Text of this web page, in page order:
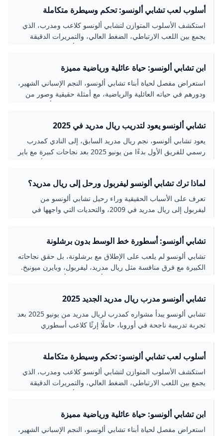
أسلوب لعب تشابي ألونسو: تحكم وسيطرة متكاملة
استكشف الأسلوب المتوازن لتشابي ألونسو كلاعب ومدرب، الذي
يجمع بين اللعب الارتباطي، الضغط العالي، والتمريرات الدقيقة
ابن تشابي ألونسو: حياة عائلية ورياضية مميزة
استعراض مفصل لحياة أبناء تشابي ألونسو، النجم الإسباني الشهير،
ودورهم في حياته العائلية والرياضية، مع أمثلة حقيقية وصور من
تشابي ألونسو يعود لتدريب ريال مدريد في 2025
يعود تشابي ألونسو، نجم ريال مدريد السابق، إلى النادي كمدرب
رسمي للفريق الأول بدءًا من يونيو 2025 بعد نجاحات كبيرة مع باير
لماذا ترك تشابي ألونسو ليفربول ورحل إلى ريال مدريد؟
تعرف على الأسباب الحقيقية وراء رحيل تشابي ألونسو من
ليفربول إلى ريال مدريد في 2009، والتحديات التي واجهها في
تشابي ألونسو: أسطورة خط الوسط بدون برشلونة
تشابي ألونسو لم يلعب على الإطلاق مع برشلونة، بل حقق نجاحاته
الكبيرة مع فرق منافسة مثل ريال مدريد، ليفربول، وبايرن ميونيخ.
العالم مع إسبانيا. تعرف على مسيرته الحافلة بالإنجازات وتاريخه
الكروي المميز.
تشابي ألونسو مدرب ريال مدريد الجديد 2025
تشابي ألونسو يبدأ مشواره كمدرب لريال مدريد من يونيو 2025 بعد
تجربة تدريبية ناجحة في أوروبا، حاملًا إرثًا كلاعب أسطوري
أسلوب لعب تشابي ألونسو: تحكم وسيطرة متكاملة
استكشف الأسلوب المتوازن لتشابي ألونسو كلاعب ومدرب، الذي
يجمع بين اللعب الارتباطي، الضغط العالي، والتمريرات الدقيقة
ابن تشابي ألونسو: حياة عائلية ورياضية مميزة
استعراض مفصل لحياة أبناء تشابي ألونسو، النجم الإسباني الشهير،